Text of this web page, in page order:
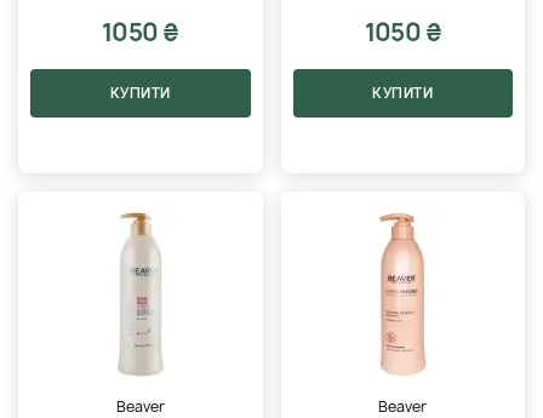
1050 ₴
КУПИТИ
1050 ₴
КУПИТИ
Beaver Beaver